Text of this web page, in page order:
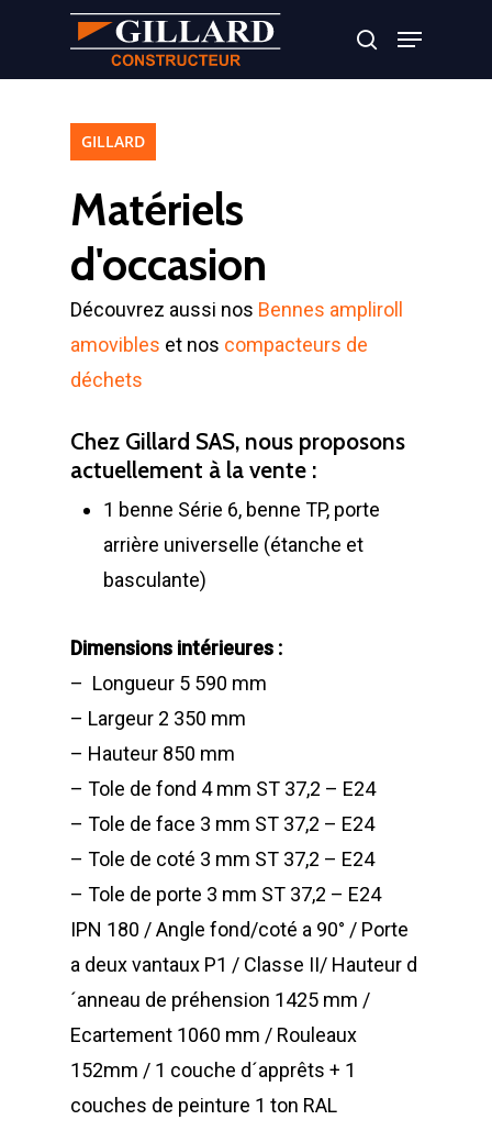
Appuyer sur Entrer ou ESC pour fermer
GILLARD
Matériels
d'occasion
Découvrez aussi nos Bennes ampliroll
amovibles et nos compacteurs de
déchets
Chez Gillard SAS, nous proposons
actuellement à la vente :
1 benne Série 6, benne TP, porte
arrière universelle (étanche et
basculante)
Dimensions intérieures :
– Longueur 5 590 mm
– Largeur 2 350 mm
– Hauteur 850 mm
– Tole de fond 4 mm ST 37,2 – E24
– Tole de face 3 mm ST 37,2 – E24
– Tole de coté 3 mm ST 37,2 – E24
– Tole de porte 3 mm ST 37,2 – E24
IPN 180 / Angle fond/coté a 90° / Porte
a deux vantaux P1 / Classe II/ Hauteur d
´anneau de préhension 1425 mm /
Ecartement 1060 mm / Rouleaux
152mm / 1 couche d´apprêts + 1
couches de peinture 1 ton RAL